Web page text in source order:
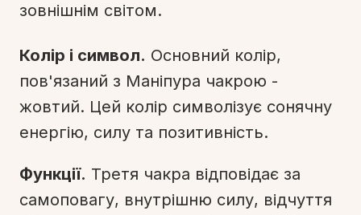
зовнішнім світом.
Колір і символ. Основний колір,
пов'язаний з Маніпура чакрою -
жовтий. Цей колір символізує сонячну
енергію, силу та позитивність.
Функції. Третя чакра відповідає за
самоповагу, внутрішню силу, відчуття